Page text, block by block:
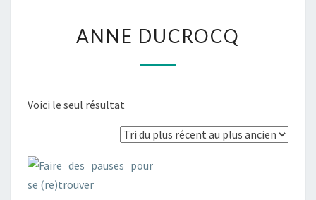
DUCROCQ
ANNE DUCROCQ
Voici le seul résultat